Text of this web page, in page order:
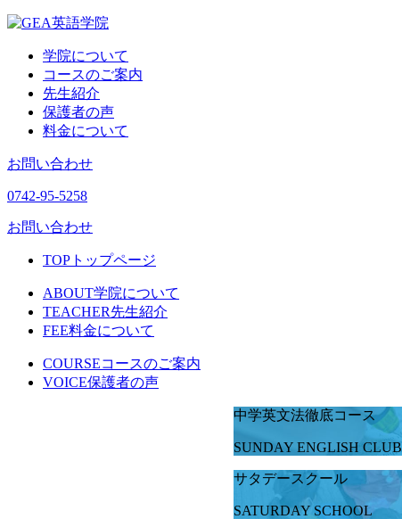
学院について
コースのご案内
先生紹介
保護者の声
料金について
お問い合わせ
0742-95-5258
お問い合わせ
TOP トップページ
ABOUT学院について
TEACHER先生紹介
FEE料金について
COURSEコースのご案内
VOICE保護者の声
中学英文法徹底コース
SUNDAY ENGLISH CLUB
サタデースクール
SATURDAY SCHOOL